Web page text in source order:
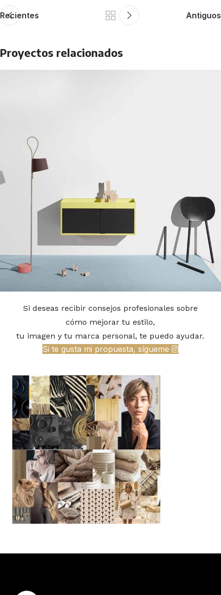
Recientes Antiguos
Proyectos relacionados
Suspendisse quam at vestibulum
Si deseas recibir consejos profesionales sobre
cómo mejorar tu estilo,
tu imagen y tu marca personal, te puedo ayudar.
Si te gusta mi propuesta, sígueme